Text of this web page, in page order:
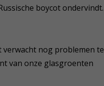
boycot ondervindt.
nog problemen te
van onze glasgroenten